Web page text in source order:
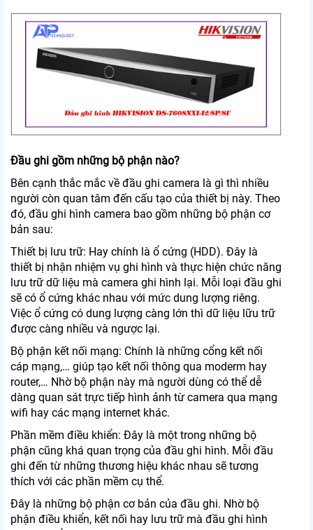
Đầu ghi gồm những bộ phận nào?
Bên cạnh thắc mắc về đầu ghi camera là gì thì nhiều
người còn quan tâm đến cấu tạo của thiết bị này. Theo
đó, đầu ghi hình camera bao gồm những bộ phận cơ
bản sau:
Thiết bị lưu trữ: Hay chính là ổ cứng (HDD). Đây là
thiết bị nhận nhiệm vụ ghi hình và thực hiện chức năng
lưu trữ dữ liệu mà camera ghi hình lại. Mỗi loại đầu ghi
sẽ có ổ cứng khác nhau với mức dung lượng riêng.
Việc ổ cứng có dung lượng càng lớn thì dữ liệu lữu trữ
được càng nhiều và ngược lại.
Bộ phận kết nối mạng: Chính là những cổng kết nối
cáp mạng,… giúp tạo kết nối thông qua moderm hay
router,… Nhờ bộ phận này mà người dùng có thể dễ
dàng quan sát trực tiếp hình ảnh từ camera qua mạng
wifi hay các mạng internet khác.
Phần mềm điều khiển: Đây là một trong những bộ
phận cũng khá quan trọng của đầu ghi hình. Mỗi đầu
ghi đến từ những thương hiệu khác nhau sẽ tương
thích với các phần mềm cụ thể.
Đây là những bộ phận cơ bản của đầu ghi. Nhờ bộ
phận điều khiển, kết nối hay lưu trữ mà đầu ghi hình